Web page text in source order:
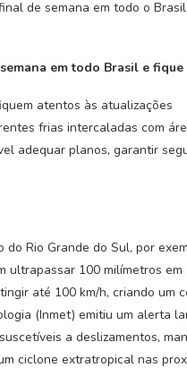
de semana em todo o
em todo Brasil e fique
atentos às atualizações
frias intercaladas com
adequar planos, garantir
Rio Grande do Sul, por
ultrapassar 100 milímetros em
até 100 km/h, criando um
(Inmet) emitiu um alerta
a deslizamentos,
ciclone extratropical nas